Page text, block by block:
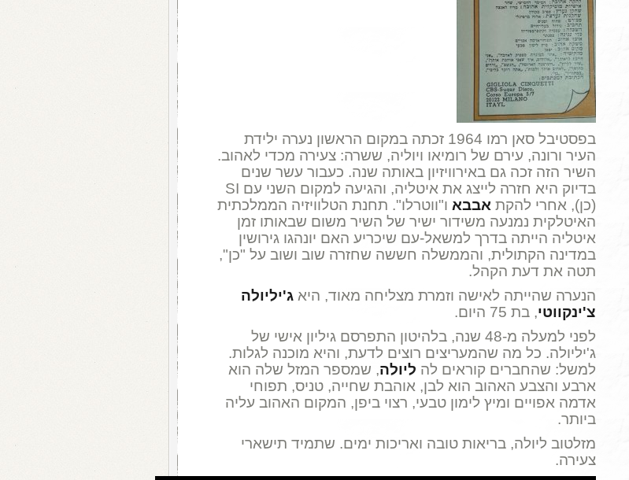
בפסטיבל סאן רמו 1964 זכתה במקום הראשון נערה ילידת
העיר ורונה, עירם של רומיאו ויוליה, ששרה: צעירה מכדי לאהוב.
השיר הזה זכה גם באירוויזיון באותה שנה. כעבור עשר שנים
בדיוק היא חזרה לייצג את איטליה, והגיעה למקום השני עם SI
(כן), אחרי להקת אבבא ו"ווטרלו". תחנת הטלוויזיה הממלכתית
האיטלקית נמנעה משידור ישיר של השיר משום שבאותו זמן
איטליה הייתה בדרך למשאל-עם שיכריע האם יונהגו גירושין
במדינה הקתולית, והממשלה חששה שחזרה שוב ושוב על "כן",
תטה את דעת הקהל.
הנערה שהייתה לאישה וזמרת מצליחה מאוד, היא ג'יליולה
צ'ינקווטי, בת 75 היום.
לפני למעלה מ-48 שנה, בלהיטון התפרסם גיליון אישי של
ג'יליולה. כל מה שהמעריצים רוצים לדעת, והיא מוכנה לגלות.
למשל: שהחברים קוראים לה ליולה, שמספר המזל שלה הוא
ארבע והצבע האהוב הוא לבן, אוהבת שחייה, טניס, תפוחי
אדמה אפויים ומיץ לימון טבעי, רצוי ביפן, המקום האהוב עליה
ביותר.
מזלטוב ליולה, בריאות טובה ואריכות ימים. שתמיד תישארי
צעירה.